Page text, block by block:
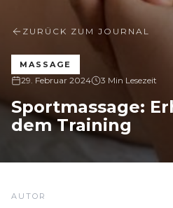
ZURÜCK ZUM JOURNAL
MASSAGE
29. Februar 2024 3 Min Lesezeit
Sportmassage:
dem Training
AUTOR